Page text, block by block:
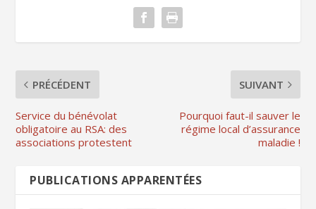
PRÉCÉDENT
Service du bénévolat
obligatoire au RSA: des
associations protestent
SUIVANT
Pourquoi faut-il sauver le
régime local d’assurance
maladie !
PUBLICATIONS APPARENTÉES